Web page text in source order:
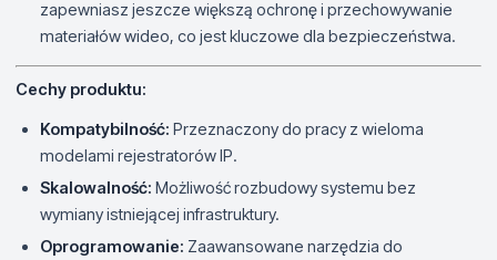
zapewniasz jeszcze większą ochronę i przechowywanie
materiałów wideo, co jest kluczowe dla bezpieczeństwa.
Cechy produktu:
Kompatybilność: Przeznaczony do pracy z wieloma
modelami rejestratorów IP.
Skalowalność: Możliwość rozbudowy systemu bez
wymiany istniejącej infrastruktury.
Oprogramowanie: Zaawansowane narzędzia do